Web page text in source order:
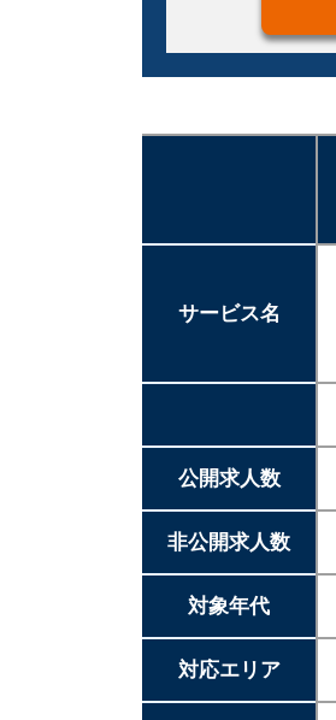
サービス名
公開求人数
非公開求人数
対象年代
対応エリア